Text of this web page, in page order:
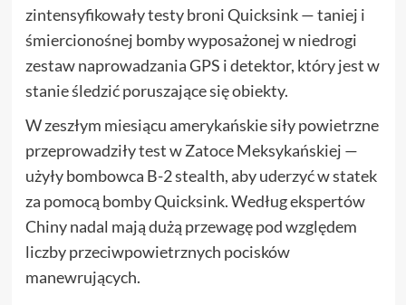
zintensyfikowały testy broni Quicksink — taniej i
śmiercionośnej bomby wyposażonej w niedrogi
zestaw naprowadzania GPS i detektor, który jest w
stanie śledzić poruszające się obiekty.
W zeszłym miesiącu amerykańskie siły powietrzne
przeprowadziły test w Zatoce Meksykańskiej —
użyły bombowca B-2 stealth, aby uderzyć w statek
za pomocą bomby Quicksink. Według ekspertów
Chiny nadal mają dużą przewagę pod względem
liczby przeciwpowietrznych pocisków
manewrujących.